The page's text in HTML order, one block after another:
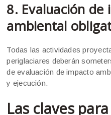
8. Evaluación de
ambiental
Todas las actividades
periglaciares deberán
de evaluación de impacto
y ejecución.
Las claves